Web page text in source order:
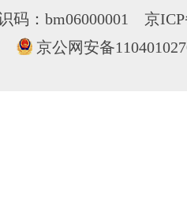
码：bm06000001 京
京公网安备